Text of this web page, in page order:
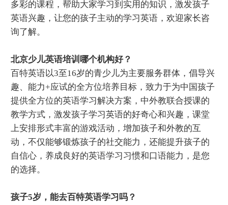
多彩的课程，帮助大家学习到实用的知识，激发孩子
英语兴趣，让您的孩子主动的学习英语，欢迎家长咨
询了解。
北京少儿英语培训哪个机构好？
百特英语以3至16岁的青少儿为主要服务群体，倡导兴
趣、能力+应试的全方位培养目标，致力于为中国孩子
提供全方位的英语学习解决方案，中外教联合授课的
教学方式，激发孩子学习英语的好奇心和兴趣，课堂
上安排形式丰富的游戏活动，增加孩子和外教的互
动，不仅能够锻炼孩子的社交能力，还能提升孩子的
自信心，养成良好的英语学习习惯和口语能力，是您
的选择。
孩子5岁，能去百特英语学习吗？